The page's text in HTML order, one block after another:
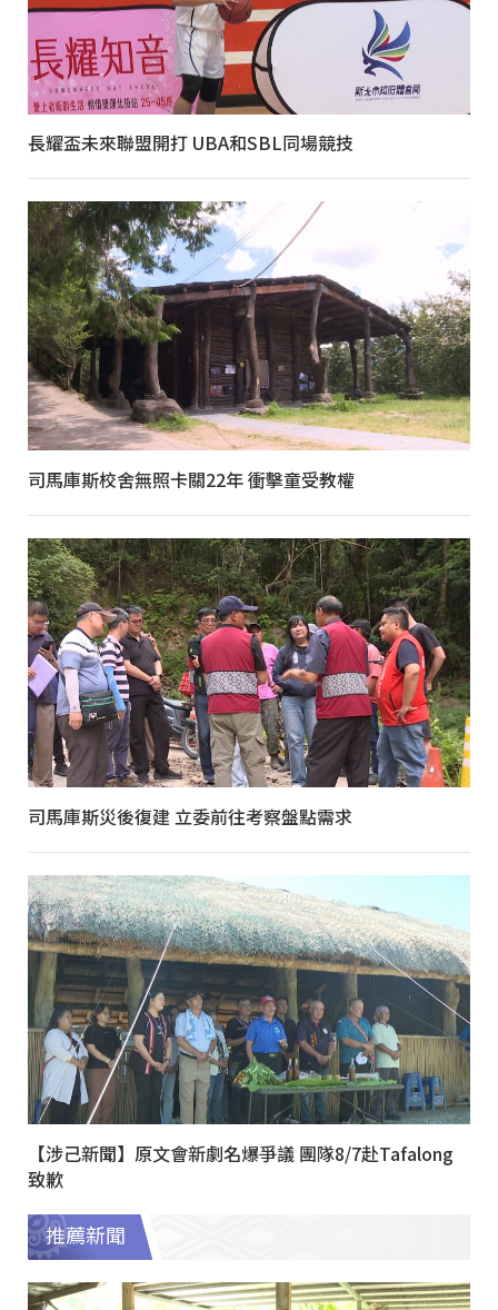
長耀盃未來聯盟開打 UBA和SBL同場競技
司馬庫斯校舍無照卡關22年 衝擊童受教權
司馬庫斯災後復建 立委前往考察盤點需求
【涉己新聞】原文會新劇名爆爭議 團隊8/7赴Tafalong
致歉
推薦新聞